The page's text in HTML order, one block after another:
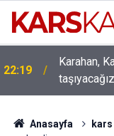
22:19
Karahan,
taşıyacağız
Anasayfa kars